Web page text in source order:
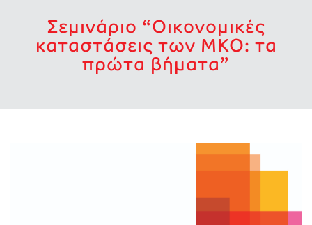
Σεμινάριο “Οικονομικές
καταστάσεις των ΜΚΟ: τα
πρώτα βήματα”